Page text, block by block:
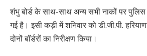
शंभु बोर्ड के साथ-साथ अन्य सभी नाकों पर पुलिस
गई है। इसी कड़ी में शनिवार को डी.जी.पी.
दोनों बॉर्डरों का निरीक्षण किया।